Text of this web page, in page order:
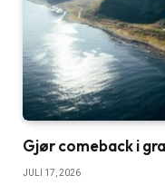
Gjør comeback i
JULI 17, 2026